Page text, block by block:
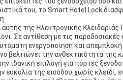
του, το Smart Hotel Lock
της Ηλεκτρονικής Κλειδαριάς
Σε αντίθεση με τις παραδοσιακές
ενεργοποίηση και
βελτιώνει την ανθεκτικότητα της
ιδανική επιλογή για πόρτες
ευκολία της εισόδου χωρίς κλειδί,